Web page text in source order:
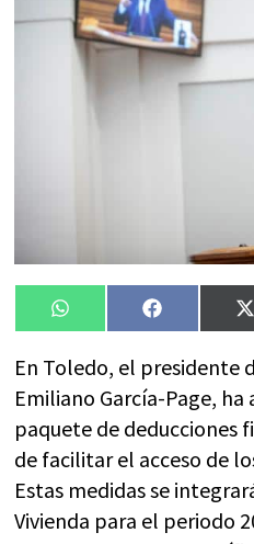
Compartir
en
WhatsAppCompartir
en
FacebookX
En Toledo, el presidente
Emiliano García-Page,
paquete de deducciones
de facilitar el acceso de
Estas medidas se
Vivienda para el periodo